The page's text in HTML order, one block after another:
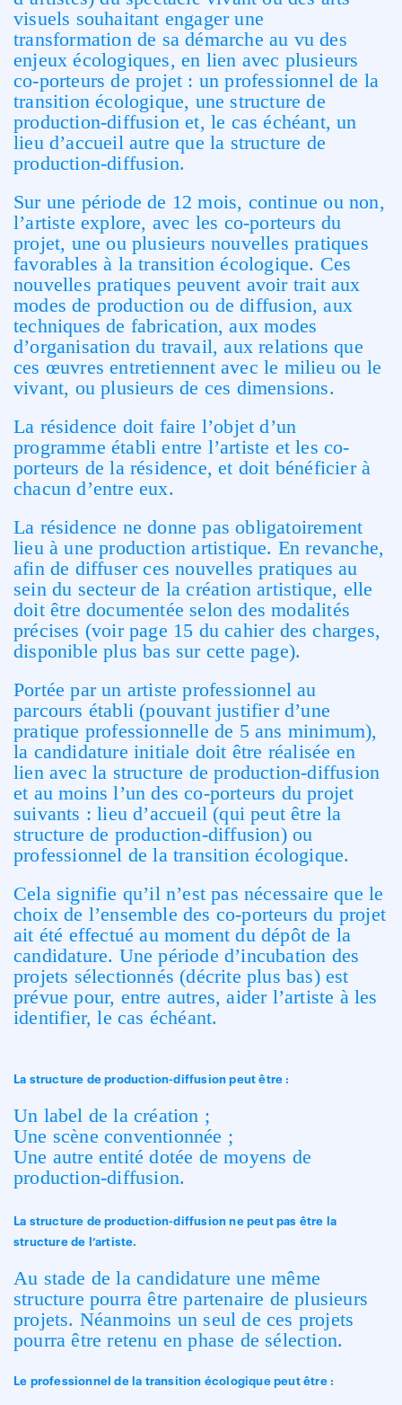
visuels souhaitant engager une
transformation de sa démarche au vu des
enjeux écologiques, en lien avec plusieurs
co-porteurs de projet : un professionnel de la
transition écologique, une structure de
production-diffusion et, le cas échéant, un
lieu d’accueil autre que la structure de
production-diffusion.
Sur une période de 12 mois, continue ou non,
l’artiste explore, avec les co-porteurs du
projet, une ou plusieurs nouvelles pratiques
favorables à la transition écologique. Ces
nouvelles pratiques peuvent avoir trait aux
modes de production ou de diffusion, aux
techniques de fabrication, aux modes
d’organisation du travail, aux relations que
ces œuvres entretiennent avec le milieu ou le
vivant, ou plusieurs de ces dimensions.
La résidence doit faire l’objet d’un
programme établi entre l’artiste et les co-
porteurs de la résidence, et doit bénéficier à
chacun d’entre eux.
La résidence ne donne pas obligatoirement
lieu à une production artistique. En revanche,
afin de diffuser ces nouvelles pratiques au
sein du secteur de la création artistique, elle
doit être documentée selon des modalités
précises (voir page 15 du cahier des charges,
disponible plus bas sur cette page).
Portée par un artiste professionnel au
parcours établi (pouvant justifier d’une
pratique professionnelle de 5 ans minimum),
la candidature initiale doit être réalisée en
lien avec la structure de production-diffusion
et au moins l’un des co-porteurs du projet
suivants : lieu d’accueil (qui peut être la
structure de production-diffusion) ou
professionnel de la transition écologique.
Cela signifie qu’il n’est pas nécessaire que le
choix de l’ensemble des co-porteurs du projet
ait été effectué au moment du dépôt de la
candidature. Une période d’incubation des
projets sélectionnés (décrite plus bas) est
prévue pour, entre autres, aider l’artiste à les
identifier, le cas échéant.
La structure de production-diffusion peut être :
Un label de la création ;
Une scène conventionnée ;
Une autre entité dotée de moyens de
production-diffusion.
La structure de production-diffusion ne peut pas être la
structure de l’artiste.
Au stade de la candidature une même
structure pourra être partenaire de plusieurs
projets. Néanmoins un seul de ces projets
pourra être retenu en phase de sélection.
Le professionnel de la transition écologique peut être :